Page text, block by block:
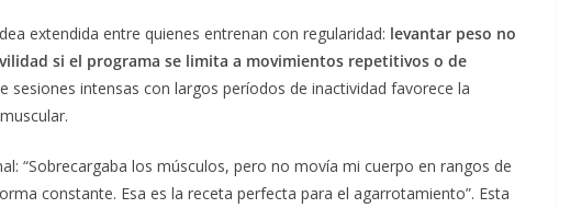
extendida entre quienes entrenan con regularidad: levantar peso no
si el programa se limita a movimientos repetitivos o de
sesiones intensas con largos períodos de inactividad favorece la
“Sobrecargaba los músculos, pero no movía mi cuerpo en rangos de
constante. Esa es la receta perfecta para el agarrotamiento”. Esta